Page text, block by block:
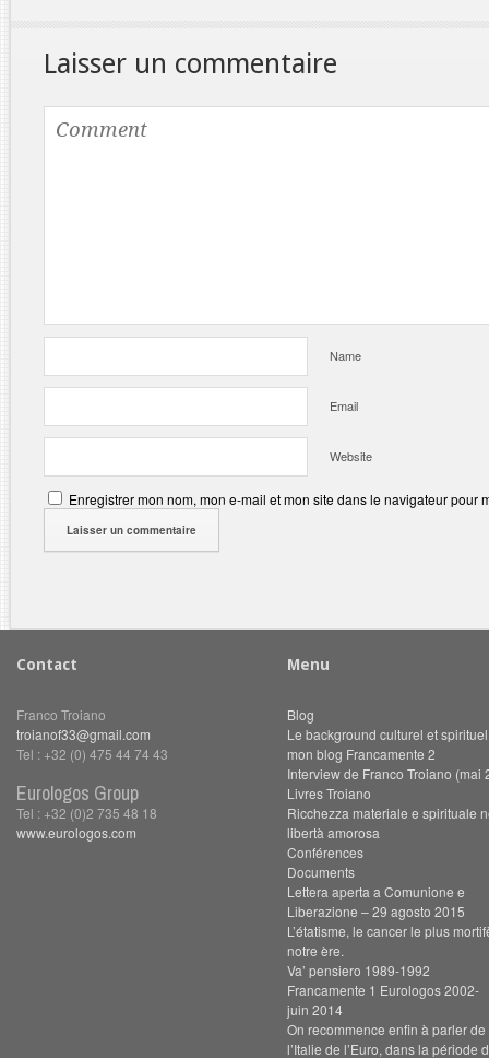
Laisser un commentaire
Name
Email
Website
Enregistrer mon nom, mon e-mail et mon site dans le navigateur pour
Contact
Franco Troiano
troianof33@gmail.com
Tel : +32 (0) 475 44 74 43
Eurologos Group
Tel : +32 (0)2 735 48 18
www.eurologos.com
Menu
Blog
Le background culturel et
mon blog Francamente 2
Interview de Franco Troiano (mai
Livres Troiano
Ricchezza materiale e spirituale
libertà amorosa
Conférences
Documents
Lettera aperta a Comunione e
Liberazione – 29 agosto 2015
L’étatisme, le cancer le plus
notre ère.
Va’ pensiero 1989-1992
Francamente 1 Eurologos 2002-
juin 2014
On recommence enfin à parler de
l’Italie de l’Euro, dans la période